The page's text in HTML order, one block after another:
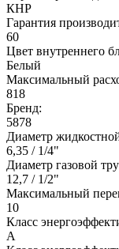
КНР
Гарантия
60
Цвет внутреннего
Белый
Максимальный
818
Бренд:
5878
Диаметр
6,35 / 1/4"
Диаметр газовой
12,7 / 1/2"
Максимальный
10
Класс
A